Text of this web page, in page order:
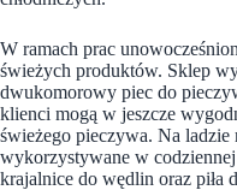
W ramach prac
świeżych produktów. Sklep
dwukomorowy piec do
klienci mogą w jeszcze
świeżego pieczywa. Na
wykorzystywane w
krajalnice do wędlin oraz piła